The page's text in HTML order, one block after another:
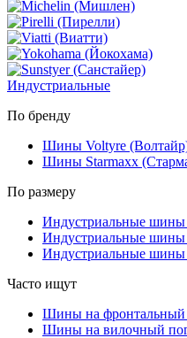
Индустриальные
По бренду
Шины Voltyre
Шины Starmaxx
По размеру
Индустриальные шины
Индустриальные шины
Индустриальные шины
Часто ищут
Шины на фронтальный
Шины на вилочный